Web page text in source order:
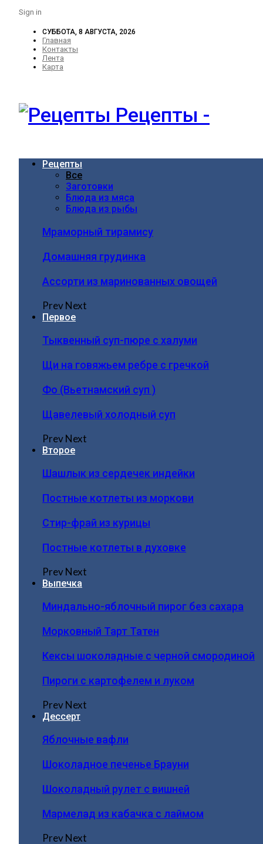
Sign in
СУББОТА, 8 АВГУСТА, 2026
Главная
Контакты
Лента
Карта
Рецепты -
Рецепты
Все
Заготовки
Блюда из мяса
Блюда из рыбы
Мраморный тирамису
Домашняя грудинка
Ассорти из маринованных овощей
PrevNext
Первое
Тыквенный суп-пюре с халуми
Щи на говяжьем ребре с гречкой
Фо (Вьетнамский суп )
Щавелевый холодный суп
PrevNext
Второе
Шашлык из сердечек индейки
Постные котлеты из моркови
Стир-фрай из курицы
Постные котлеты в духовке
PrevNext
Выпечка
Миндально-яблочный пирог без сахара
Морковный Тарт Татен
Кексы шоколадные с черной смородиной
Пироги c картофелем и луком
PrevNext
Дессерт
Яблочные вафли
Шоколадное печенье Брауни
Шоколадный рулет с вишней
Мармелад из кабачка с лаймом
PrevNext